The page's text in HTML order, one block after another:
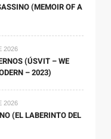
(MEMOIR OF A
2026
(ÚSVIT – WE
– 2023)
2026
(EL LABERINTO DEL